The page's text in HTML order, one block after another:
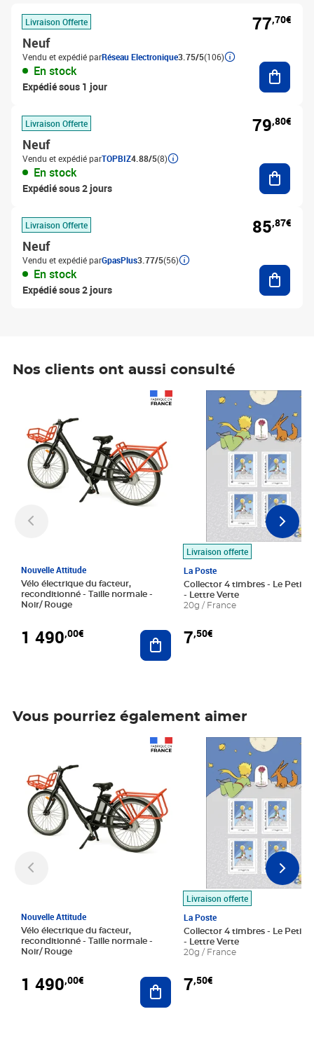
Livraison Offerte
Neuf
Vendu et expédié parRéseau Electronique3.75/5(106)
En stock
Expédié sous 1 jour
77,70€
Livraison Offerte
Neuf
Vendu et expédié parTOPBIZ4.88/5(8)
En stock
Expédié sous 2 jours
79,80€
Livraison Offerte
Neuf
Vendu et expédié parGpasPlus3.77/5(56)
En stock
Expédié sous 2 jours
85,87€
Nos clients ont aussi consulté
Nouvelle Attitude
Vélo électrique du facteur,
reconditionné - Taille normale -
Noir/ Rouge
1 490,00€ Ajouter au panier
Livraison offerte
La Poste
Collector 4 timbres - Le Petit
- Lettre Verte
20g / France
7,50€
Prix 7,50€
Vous pourriez également aimer
Nouvelle Attitude
Vélo électrique du facteur,
reconditionné - Taille normale -
Noir/ Rouge
1 490,00€ Ajouter au panier
Livraison offerte
La Poste
Collector 4 timbres - Le Petit
- Lettre Verte
20g / France
7,50€
Prix 7,50€